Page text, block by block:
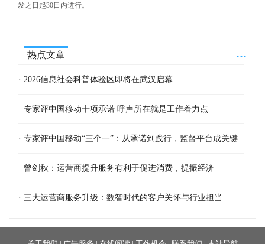
发之日起30日内进行。
...
热点文章
· 2026信息社会科普体验区即将在武汉启幕
· 专家评中国移动十项承诺 呼声所在就是工作着力点
· 专家评中国移动“三个一”：从承诺到践行，监督平台成关键
· 曾剑秋：运营商提升服务有利于促进消费，提振经济
· 三大运营商服务升级：数智时代的客户关怀与行业担当